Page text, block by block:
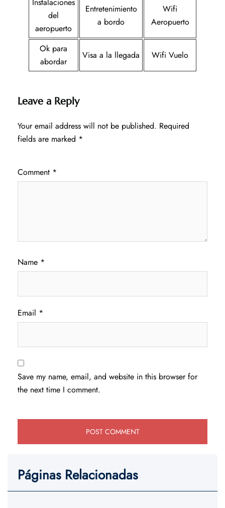
Instalaciones
del
aeropuerto
Entretenimiento
a bordo
Wifi
Aeropuerto
Ok para
abordar
Visa a la llegada Wifi Vuelo
Leave a Reply
Your email address will not be published. Required
fields are marked *
Comment *
Name *
Email *
Save my name, email, and website in this browser for
the next time I comment.
Páginas Relacionadas